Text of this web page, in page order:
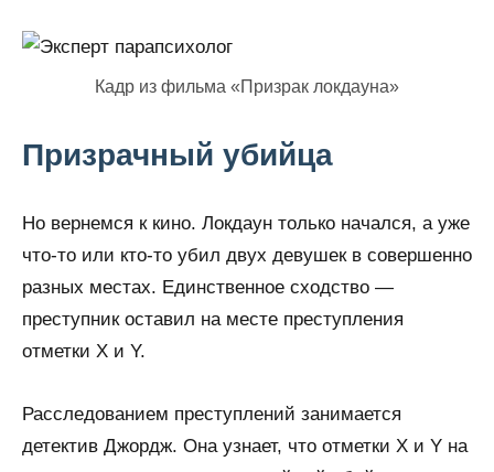
Кадр из фильма «Призрак локдауна»
Призрачный убийца
Но вернемся к кино. Локдаун только начался, а уже
что-то или кто-то убил двух девушек в совершенно
разных местах. Единственное сходство —
преступник оставил на месте преступления
отметки Х и Y.
Расследованием преступлений занимается
детектив Джордж. Она узнает, что отметки Х и Y на